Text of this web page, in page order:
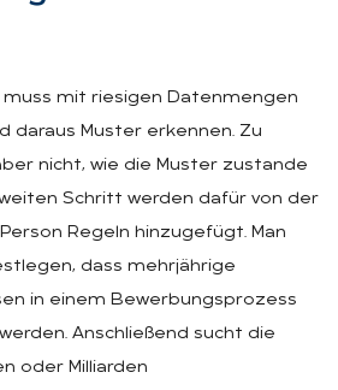
muss mit riesigen Datenmengen
daraus Muster erkennen. Zu
nicht, wie die Muster zustande
Schritt werden dafür von der
Regeln hinzugefügt. Man
dass mehrjährige
in einem Bewerbungsprozess
Anschließend sucht die
oder Milliarden